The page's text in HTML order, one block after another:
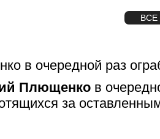
ВСЕ
в очередной раз
Плющенко в
за